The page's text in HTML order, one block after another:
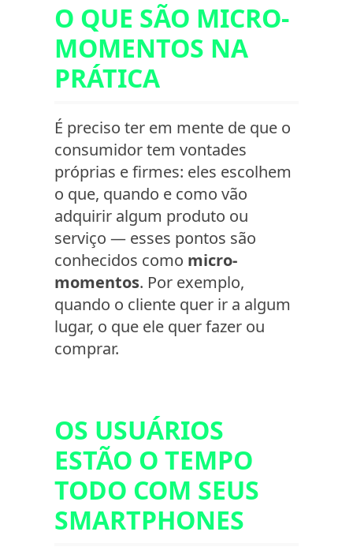
O QUE SÃO MICRO-
MOMENTOS NA
PRÁTICA
É preciso ter em mente de que o
consumidor tem vontades
próprias e firmes: eles escolhem
o que, quando e como vão
adquirir algum produto ou
serviço — esses pontos são
conhecidos como micro-
momentos. Por exemplo,
quando o cliente quer ir a algum
lugar, o que ele quer fazer ou
comprar.
OS USUÁRIOS
ESTÃO O TEMPO
TODO COM SEUS
SMARTPHONES